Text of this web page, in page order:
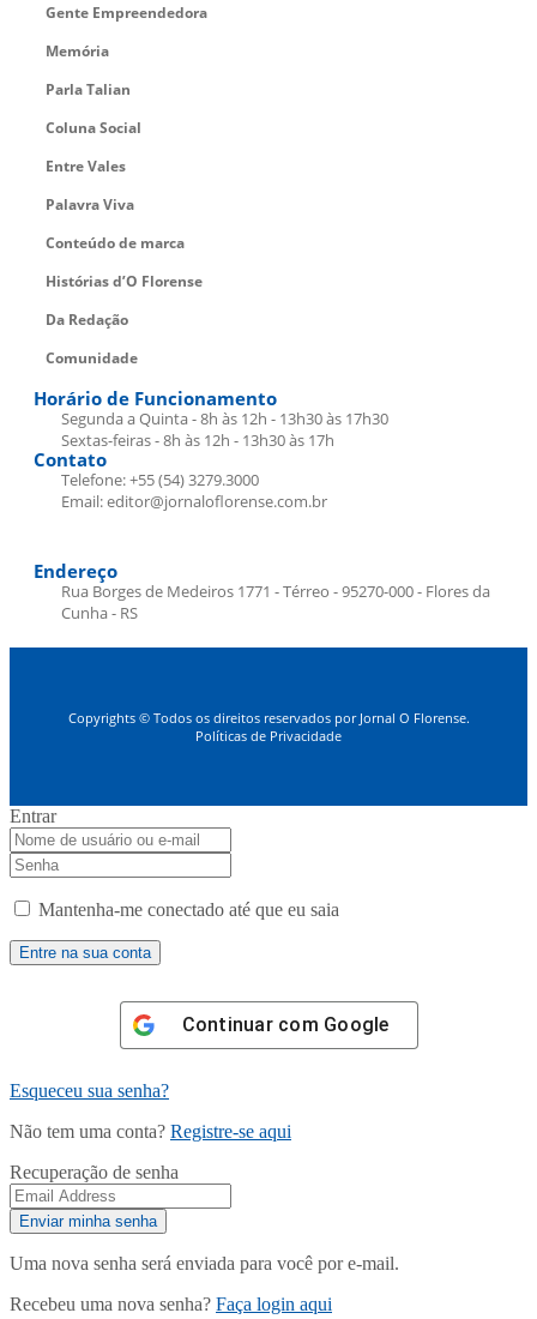
Gente Empreendedora
Memória
Parla Talian
Coluna Social
Entre Vales
Palavra Viva
Conteúdo de marca
Histórias d’O Florense
Da Redação
Comunidade
Horário de Funcionamento
Segunda a Quinta - 8h às 12h - 13h30 às 17h30
Sextas-feiras - 8h às 12h - 13h30 às 17h
Contato
Telefone: +55 (54) 3279.3000
Email: editor@jornaloflorense.com.br
Endereço
Rua Borges de Medeiros 1771 - Térreo - 95270-000 - Flores da
Cunha - RS
Copyrights © Todos os direitos reservados por Jornal O Florense.
Políticas de Privacidade
Entrar
Mantenha-me conectado até que eu saia
Continuar com Google
Esqueceu sua senha?
Não tem uma conta? Registre-se aqui
Recuperação de senha
Uma nova senha será enviada para você por e-mail.
Recebeu uma nova senha? Faça login aqui